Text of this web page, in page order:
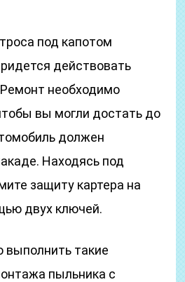
под капотом
действовать
необходимо
вы могли достать до
должен
Находясь под
защиту картера на
двух ключей.
выполнить такие
пыльника с